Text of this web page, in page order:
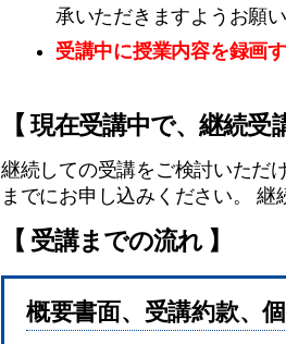
承いただきますようお願
受講中に授業内容を録画
【 現在受講中で、継続
継続しての受講をご検討いただ
までにお申し込みください。 継
【 受講までの流れ 】
概要書面、受講約款、